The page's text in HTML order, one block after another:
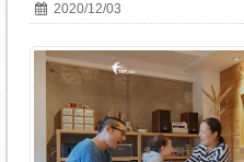
2020/12/03